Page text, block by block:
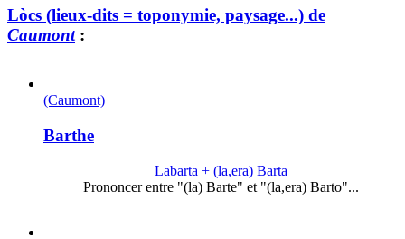
Lòcs (lieux-dits = toponymie, paysage...) de
Caumont:
(Caumont)
Barthe
Labarta + (la,era) Barta
Prononcer entre "(la) Barte" et "(la,era) Barto"...